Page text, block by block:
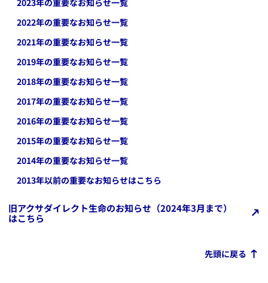
2022年の重要なお知らせ一覧
2021年の重要なお知らせ一覧
2019年の重要なお知らせ一覧
2018年の重要なお知らせ一覧
2017年の重要なお知らせ一覧
2016年の重要なお知らせ一覧
2015年の重要なお知らせ一覧
2014年の重要なお知らせ一覧
2013年以前の重要なお知らせはこちら
旧アクサダイレクト生命のお知らせ（2024年3月まで）
はこちら
先頭に戻る